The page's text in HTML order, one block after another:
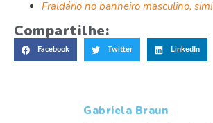
Fraldário no banheiro masculino, sim!
Compartilhe:
Facebook Twitter LinkedIn
Gabriela Braun